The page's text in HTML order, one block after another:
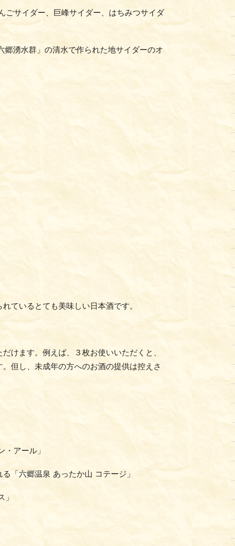
サイダー、巨峰サイダー、はちみつサイダ
湧水群」の清水で作られた地サイダーのオ
ているとても美味しい日本酒です。
けます。例えば、３枚お使いいただくと、
但し、未成年の方へのお酒の提供は控えさ
アール」
「六郷温泉 あったか山 コテージ」